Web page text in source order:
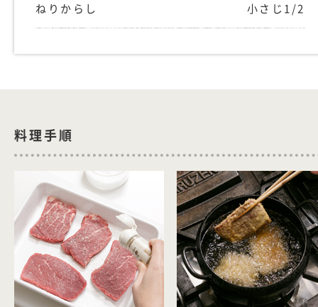
ねりからし 小さじ1/2
料理手順